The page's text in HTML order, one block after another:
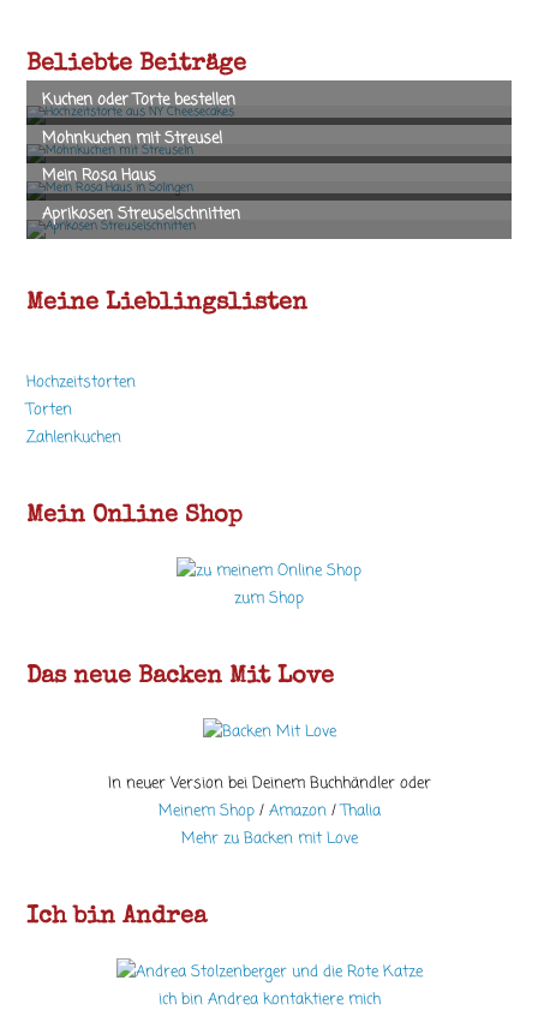
Beliebte Beiträge
Meine Lieblingslisten
Hochzeitstorten
Torten
Zahlenkuchen
Mein Online Shop
zum Shop
Das neue Backen Mit Love
In neuer Version bei Deinem Buchhändler oder
Meinem Shop/ Amazon/Thalia
Mehr zu Backen mit Love
Ich bin Andrea
ich bin Andrea kontaktiere mich